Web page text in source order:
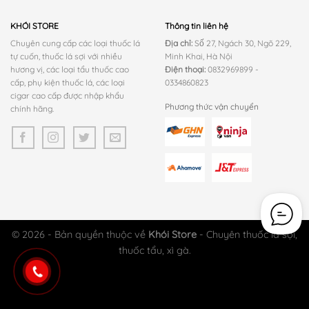
KHÓI STORE
Chuyên cung cấp các loại thuốc lá
tự cuốn, thuốc lá sợi với nhiều
hương vị, các loại tẩu thuốc cao
cấp, phụ kiện thuốc lá, các loại
cigar cao cấp được nhập khẩu
chính hãng.
Thông tin liên hệ
Địa chỉ: Số 27, Ngách 30, Ngõ 229,
Minh Khai, Hà Nội
Điện thoại: 0832969899 -
0334860823
Phương thức vận chuyển
© 2026 - Bản quyền thuộc về Khói Store - Chuyên thuốc lá sợi,
thuốc tẩu, xì gà.